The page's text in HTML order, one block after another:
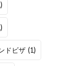
ドビザ (1)